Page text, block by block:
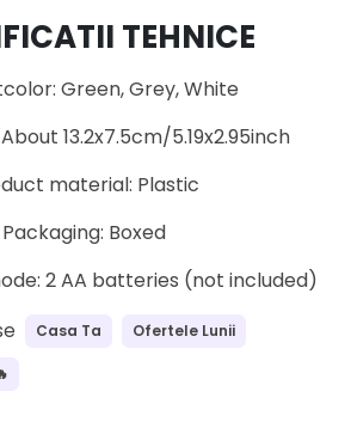
TEHNICE
Green, Grey, White
13.2x7.5cm/5.19x2.95inch
material: Plastic
Packaging: Boxed
2 AA batteries (not included)
Casa Ta Ofertele Lunii